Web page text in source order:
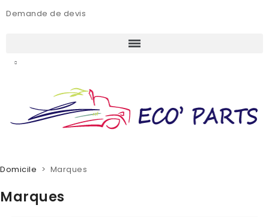
Demande de devis
Domicile Marques
Marques